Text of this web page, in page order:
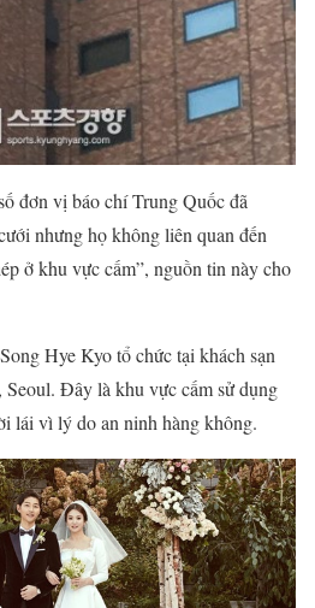
đơn vị báo chí Trung Quốc đã
nhưng họ không liên quan đến
ở khu vực cấm”, nguồn tin này cho
Hye Kyo tổ chức tại khách sạn
Đây là khu vực cấm sử dụng
lái vì lý do an ninh hàng không.